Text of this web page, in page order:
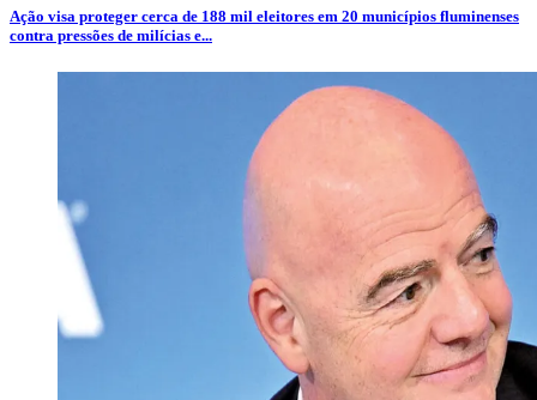
Ação visa proteger cerca de 188 mil eleitores em 20 municípios fluminenses
contra pressões de milícias e...